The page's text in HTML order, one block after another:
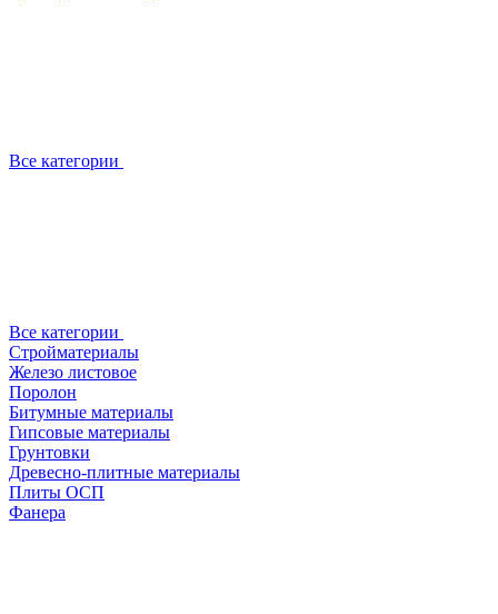
Все категории
Все категории
Стройматериалы
Железо листовое
Поролон
Битумные материалы
Гипсовые материалы
Грунтовки
Древесно-плитные материалы
Плиты ОСП
Фанера